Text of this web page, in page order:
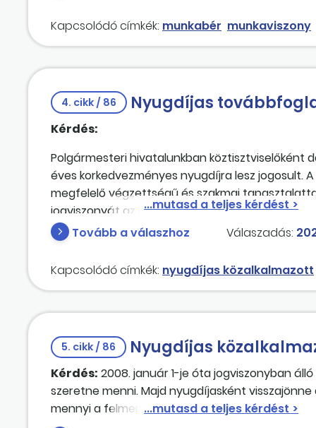
Kapcsolódó címkék: munkabér munkaviszony
4. cikk / 86 Nyugdíjas
Kérdés:
Polgármesteri hivatalunkban köztisztviselőként
éves korkedvezményes nyugdíjra lesz jogosult.
megfelelő végzettségű és szakmai
jogviszonyát az Mt. hatálya alá tartozóvá
feladatok és érvényesítés, vagy csak könyvelési
fenntartása mellett megigényli a
Tovább a válaszhoz Válaszadás:
Kapcsolódó címkék: nyugdíjas közalkalmazott
5. cikk / 86 Nyugdíjas
Kérdés: 2008. január 1-je óta jogviszonyban
szeretne menni. Majd nyugdíjasként
mennyi a felmentési ideje?